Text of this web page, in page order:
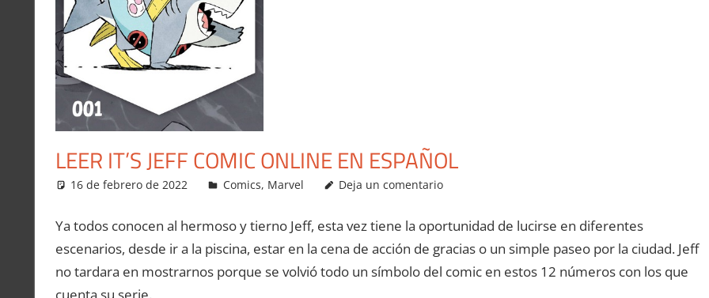
LEER IT’S JEFF COMIC ONLINE EN ESPAÑOL
16 de febrero de 2022 Carlitox Banana
Comics, Marvel Deja un comentario
Ya todos conocen al hermoso y tierno Jeff, esta vez tiene la oportunidad de lucirse en diferentes
escenarios, desde ir a la piscina, estar en la cena de acción de gracias o un simple paseo por la ciudad. Jeff
no tardara en mostrarnos porque se volvió todo un símbolo del comic en estos 12 números con los que